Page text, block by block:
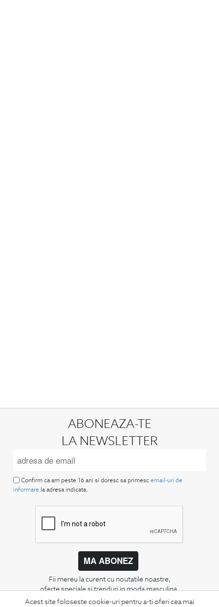
Acest site foloseste cookie-uri pentru a-ti oferi cea mai
ABONEAZA-TE
LA NEWSLETTER
Confirm ca am peste 16 ani si doresc sa primesc email-uri de
informare la adresa indicata.
MA ABONEZ
Fii mereu la curent cu noutatile noastre,
oferte speciale si trenduri in moda masculina.